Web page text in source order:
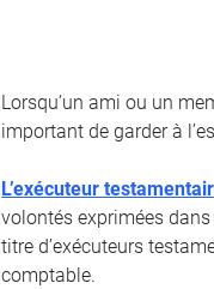
Lorsqu’un ami ou un
important de garder à
L’exécuteur
volontés exprimées
titre d’exécuteurs
comptable.